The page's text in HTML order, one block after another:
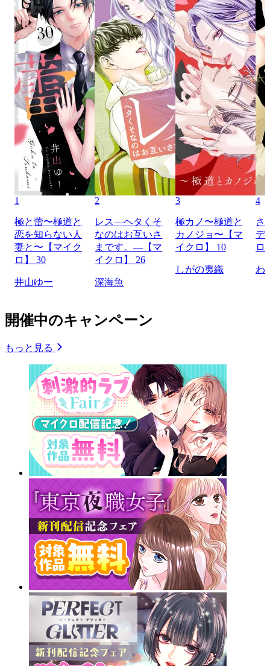
1
極と蕾〜極道と
恋を知らない人
妻と〜【マイク
ロ】 30
井山ゆー
2
レス―ヘタくそ
なのはお互いさ
まです。―【マ
イクロ】 26
深海魚
3
極カノ〜極道と
カノジョ〜【マ
イクロ】 10
しがの夷織
4
さ
デ
ロ
わ
開催中のキャンペーン
もっと見る